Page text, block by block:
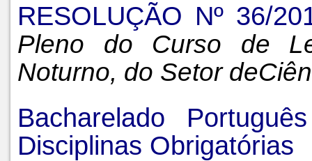
RESOLUÇÃO Nº 36/
Pleno do Curso de
Noturno, do Setor
Bacharelado
Disciplinas Obrigatórias